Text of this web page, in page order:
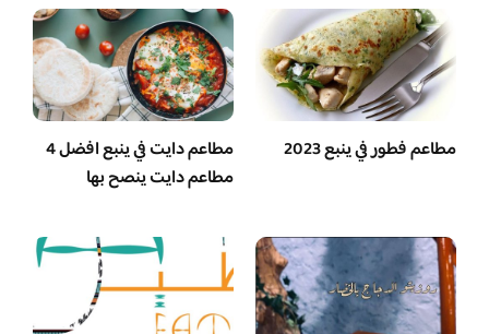
مطاعم فطور في ينبع 2023
مطاعم دايت في ينبع افضل 4
مطاعم دايت ينصح بها